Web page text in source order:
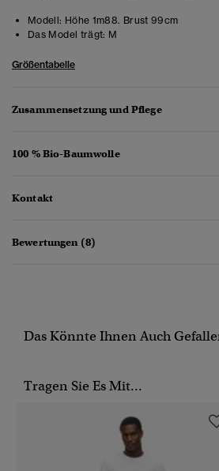
Modell: Höhe 1m88. Brust 99cm
Das Model trägt: M
Größentabelle
Zusammensetzung und Pflege
100 % Bio-Baumwolle
Kontakt
Bewertungen (8)
Das Könnte Ihnen Auch
Tragen Sie Es Mit...